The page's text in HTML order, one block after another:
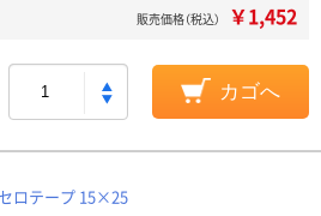
販売価格（税込） ￥1,452
カゴへ
ロテープ 15×25